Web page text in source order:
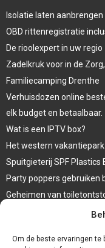
Om de beste ervaringen te
Isolatie laten
OBD rittenregistratie
De rioolexpert in uw regio
Zadelkruk voor in de
Familiecamping Drenthe
Verhuisdozen online
elk budget en betaalbaar.
Wat is een IPTV box?
Het western
Spuitgieterij SPF Plastics
Party poppers gebruiken
Geheimen van
Vormen van